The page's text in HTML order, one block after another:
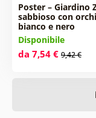
Poster – Giardino
sabbioso con
bianco e nero
Disponibile
da 7,54 € 9,42 €